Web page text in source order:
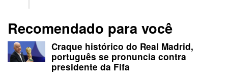
Recomendado para você
Craque histórico do Real Madrid,
português se pronuncia contra
presidente da Fifa